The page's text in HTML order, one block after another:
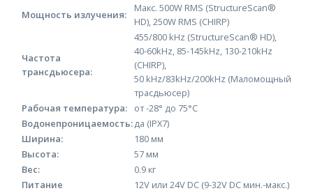
Мощность излучения:
Макс. 500W RMS (StructureScan®
HD), 250W RMS (CHIRP)
Частота
трансдьюсера:
455/800 kHz (StructureScan® HD),
40-60kHz, 85-145kHz, 130-210kHz
(CHIRP),
50 kHz/83kHz/200kHz (Маломощный
трасдьюсер)
Рабочая температура:
от -28° до 75°C
Водонепроницаемость:да (IPX7)
Ширина:
180 мм
Высота:
57 мм
Вес:
0.9 кг
Питание
12V или 24V DC (9-32V DC мин.-макс.)